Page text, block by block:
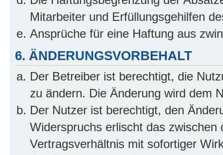
Mitarbeiter und Erfüllungsgehilfen
Ansprüche für eine Haftung aus
6. ÄNDERUNGSVORBEHALT
Der Betreiber ist berechtigt, die
zu ändern. Die Änderung wird dem
Der Nutzer ist berechtigt, den
Widerspruchs erlischt das
Vertragsverhältnis mit sofortiger